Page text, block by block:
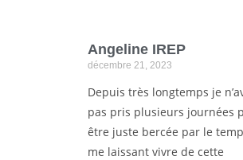
Angeline IREP
décembre 21, 2023
Depuis très longtemps je
pas pris plusieurs journées
être juste bercée par le
me laissant vivre de cette